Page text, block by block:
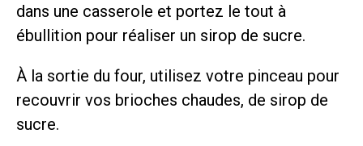
dans une casserole et portez le tout à
ébullition pour réaliser un sirop de sucre.
À la sortie du four, utilisez votre pinceau pour
recouvrir vos brioches chaudes, de sirop de
sucre.